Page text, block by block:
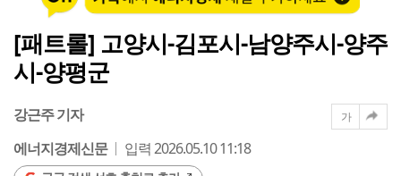
[패트롤] 고양시-김포시-남양주시-양주
시-양평군
강근주 기자
에너지경제신문
입력 2026.05.10 11:18
가